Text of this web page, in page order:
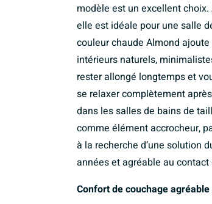
modèle est un excellent
elle est idéale pour une salle
couleur chaude Almond
intérieurs naturels,
rester allongé longtemps et
se relaxer complètement
dans les salles de bains de
comme élément accrocheur,
à la recherche d’une solution
années et agréable au
Confort de couchage